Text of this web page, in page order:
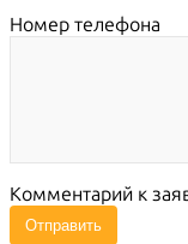
Номер телефона
Комментарий к
Отправить